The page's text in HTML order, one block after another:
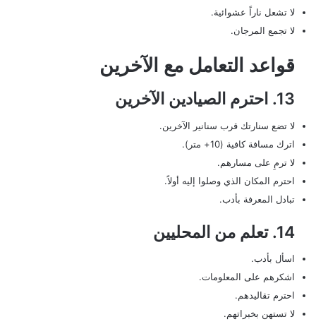
لا تشعل ناراً عشوائية.
لا تجمع المرجان.
قواعد التعامل مع الآخرين
13. احترم الصيادين الآخرين
لا تضع سنارتك قرب سنانير الآخرين.
اترك مسافة كافية (10+ متر).
لا ترمِ على مسارهم.
احترم المكان الذي وصلوا إليه أولاً.
تبادل المعرفة بأدب.
14. تعلم من المحليين
اسأل بأدب.
اشكرهم على المعلومات.
احترم تقاليدهم.
لا تستهن بخبراتهم.